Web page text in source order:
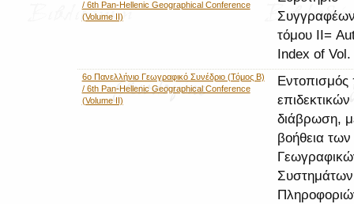
/ 6th Pan-Hellenic Geographical Conference
(Volume II)
τόμου ΙΙ=
Index of
6ο Πανελλήνιο Γεωγραφικό Συνέδριο (Τόμος Β)
/ 6th Pan-Hellenic Geographical Conference
(Volume II)
Εντοπισμός
διάβρωση,
βοήθεια των
Συστημάτων